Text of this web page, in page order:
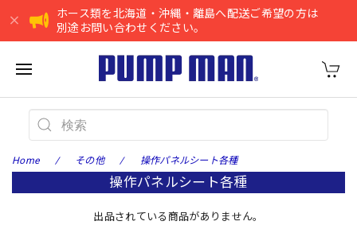
ホース類を北海道・沖縄・離島へ配送ご希望の方は
別途お問い合わせください。
Home その他 操作パネルシート各種
操作パネルシート各種
出品されている商品がありません。